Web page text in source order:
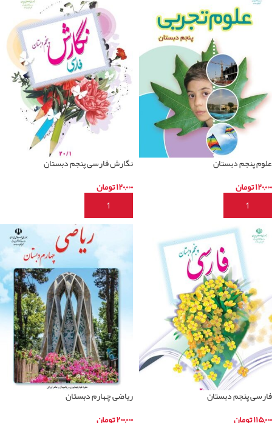
علوم پنجم دبستان
۱۲۰,۰۰۰تومان
افزودن به سبد خرید
نگارش فارسی پنجم دبستان
۱۲۰,۰۰۰تومان
افزودن به سبد خرید
فارسی پنجم دبستان
۱۱۵,۰۰۰تومان
ریاضی چهارم دبستان
۲۰۰,۰۰۰تومان